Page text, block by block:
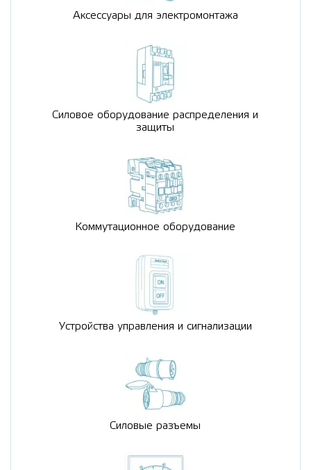
Аксессуары для электромонтажа
Силовое оборудование распределения и
защиты
Коммутационное оборудование
Устройства управления и сигнализации
Силовые разъемы